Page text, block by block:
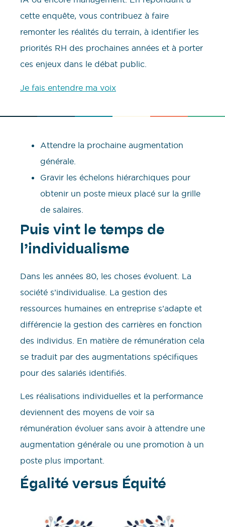
cette enquête, vous contribuez à faire
remonter les réalités du terrain, à identifier les
priorités RH des prochaines années et à porter
ces enjeux dans le débat public.
Je fais entendre ma voix
Attendre la prochaine augmentation
générale.
Gravir les échelons hiérarchiques pour
obtenir un poste mieux placé sur la grille
de salaires.
Puis vint le temps de
l’individualisme
Dans les années 80, les choses évoluent. La
société s’individualise. La gestion des
ressources humaines en entreprise s’adapte et
différencie la gestion des carrières en fonction
des individus. En matière de rémunération cela
se traduit par des augmentations spécifiques
pour des salariés identifiés.
Les réalisations individuelles et la performance
deviennent des moyens de voir sa
rémunération évoluer sans avoir à attendre une
augmentation générale ou une promotion à un
poste plus important.
Égalité versus Équité